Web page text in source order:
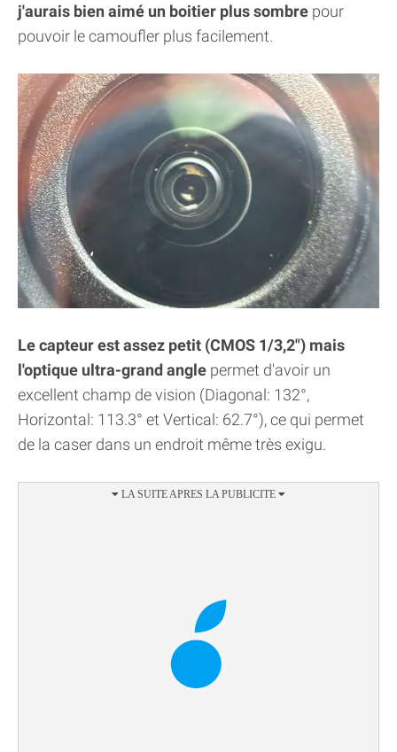
j'aurais bien aimé un boitier plus sombre pour
pouvoir le camoufler plus facilement.
Le capteur est assez petit (CMOS 1/3,2") mais
l'optique ultra-grand angle permet d'avoir un
excellent champ de vision (Diagonal: 132°,
Horizontal: 113.3° et Vertical: 62.7°), ce qui permet
de la caser dans un endroit même très exigu.